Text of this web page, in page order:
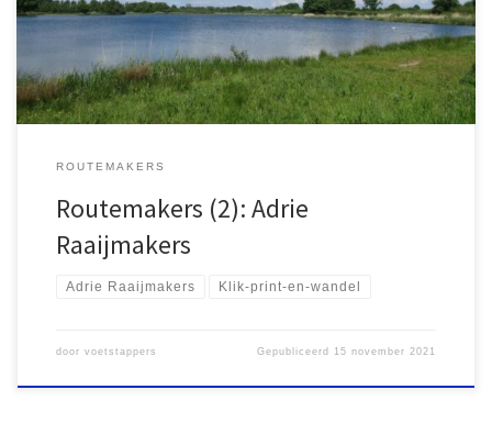
Print en Wandel en zijn ook te vinden op Wandelzoekpagina.nl.
ROUTEMAKERS
Routemakers (2): Adrie
Raaijmakers
Adrie Raaijmakers Klik-print-en-wandel
door voetstappers Gepubliceerd 15 november 2021